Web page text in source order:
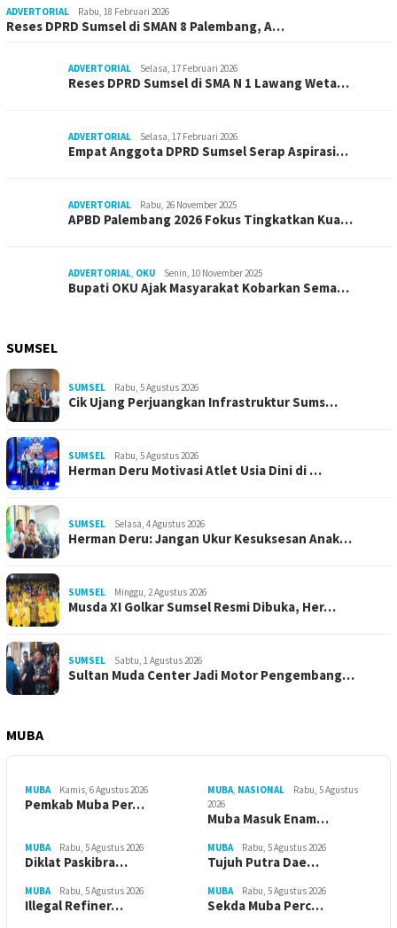
ADVERTORIAL Rabu, 18 Februari 2026
Reses DPRD Sumsel di SMAN 8 Palembang, A…
ADVERTORIAL Selasa, 17 Februari 2026
Reses DPRD Sumsel di SMA N 1 Lawang Weta…
ADVERTORIAL Selasa, 17 Februari 2026
Empat Anggota DPRD Sumsel Serap Aspirasi…
ADVERTORIAL Rabu, 26 November 2025
APBD Palembang 2026 Fokus Tingkatkan Kua…
ADVERTORIAL, OKU Senin, 10 November 2025
Bupati OKU Ajak Masyarakat Kobarkan Sema…
SUMSEL
SUMSEL Rabu, 5 Agustus 2026
Cik Ujang Perjuangkan Infrastruktur Sums…
SUMSEL Rabu, 5 Agustus 2026
Herman Deru Motivasi Atlet Usia Dini di …
SUMSEL Selasa, 4 Agustus 2026
Herman Deru: Jangan Ukur Kesuksesan Anak…
SUMSEL Minggu, 2 Agustus 2026
Musda XI Golkar Sumsel Resmi Dibuka, Her…
SUMSEL Sabtu, 1 Agustus 2026
Sultan Muda Center Jadi Motor Pengembang…
MUBA
MUBA Kamis, 6 Agustus 2026
Pemkab Muba Per…
MUBA, NASIONAL
Rabu, 5 Agustus
2026
Muba Masuk Enam…
MUBA Rabu, 5 Agustus 2026
Diklat Paskibra…
MUBA Rabu, 5 Agustus 2026
Tujuh Putra Dae…
MUBA Rabu, 5 Agustus 2026
Illegal Refiner…
MUBA Rabu, 5 Agustus 2026
Sekda Muba Perc…